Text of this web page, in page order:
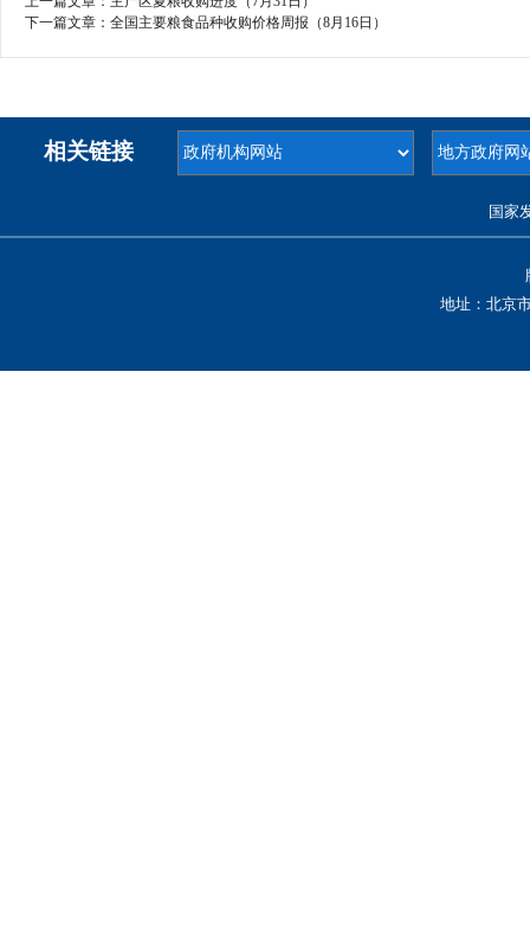
下一篇文章： 全国主要粮食品种收购价格周报（8月16日）
相关链接
国家
地址：北京